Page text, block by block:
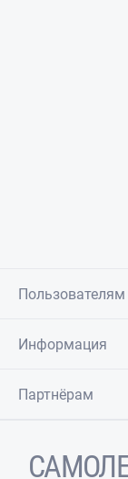
Пользователям
Информация
Партнёрам